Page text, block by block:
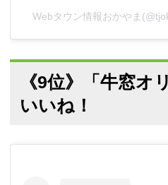
Webタウン情報おかやま
《9位》「牛窓オ
いいね！